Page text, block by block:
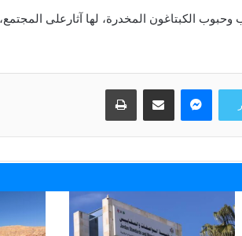
الكبتاغون المخدرة، لها آثارعلى
ماسنجر مشاركة عبر البريد طباعة